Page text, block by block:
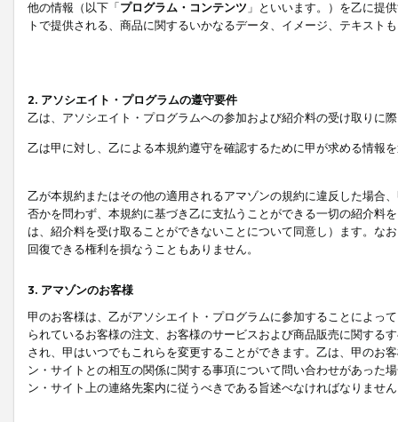
他の情報（以下「プログラム・コンテンツ 」といいます。）を乙に提
トで提供される、商品に関するいかなるデータ、イメージ、テキス
2. アソシエイト・プログラムの遵守要件
乙は、アソシエイト・プログラムへの参加および紹介料の受け取りに
乙は甲に対し、乙による本規約遵守を確認するために甲が求める情報
乙が本規約またはその他の適用されるアマゾンの規約に違反した場合
否かを問わず、本規約に基づき乙に支払うことができる一切の紹介料
は、紹介料を受け取ることができないことについて同意し）ます。な
回復できる権利を損なうこともありません。
3. アマゾンのお客様
甲のお客様は、乙がアソシエイト・プログラムに参加することによっ
られているお客様の注文、お客様のサービスおよび商品販売に関する
され、甲はいつでもこれらを変更することができます。乙は、甲のお
ン・サイトとの相互の関係に関する事項について問い合わせがあった
ン・サイト上の連絡先案内に従うべきである旨述べなければなりませ